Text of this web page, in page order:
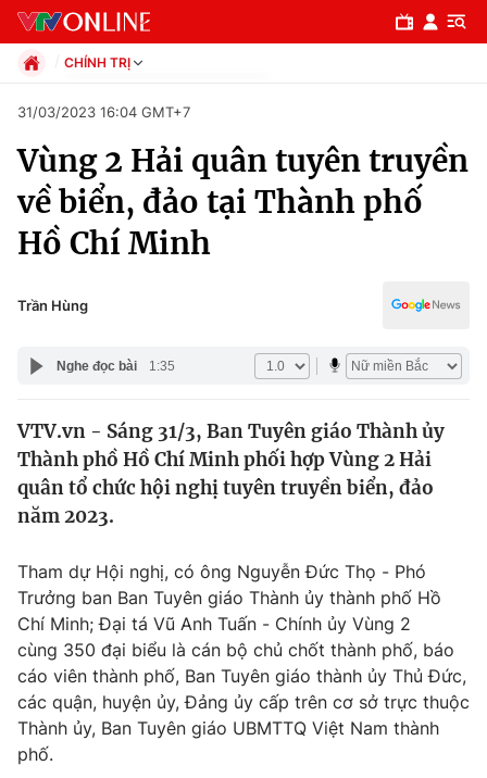
Chuyên mục
Chính trị
Thế giới
Tin tức
Câu chuyện quốc tế
Tài chính
Thị trường
Góc doanh nghiệp
Dữ liệu và đời sống
Truyền hình
Phim VTV
Hậu trường
Giải trí
Điện ảnh
CHÍNH TRỊ
Xã hội
Pháp luật
Kinh tế
Thể thao
Truyền hình
Đời sống
Giáo dục
31/03/2023 16:04 GMT+7
Vùng 2 Hải quân tuyên truyền
về biển, đảo tại Thành phố
Hồ Chí Minh
Trần Hùng
Nghe đọc bài 1:35
VTV.vn - Sáng 31/3, Ban Tuyên giáo Thành ủy
Thành phồ Hồ Chí Minh phối hợp Vùng 2 Hải
quân tổ chức hội nghị tuyên truyền biển, đảo
năm 2023.
Tham dự Hội nghị, có ông Nguyễn Đức Thọ - Phó
Trưởng ban Ban Tuyên giáo Thành ủy thành phố Hồ
Chí Minh; Đại tá Vũ Anh Tuấn - Chính ủy Vùng 2
cùng 350 đại biểu là cán bộ chủ chốt thành phố, báo
cáo viên thành phố, Ban Tuyên giáo thành ủy Thủ Đức,
các quận, huyện ủy, Đảng ủy cấp trên cơ sở trực thuộc
Thành ủy, Ban Tuyên giáo UBMTTQ Việt Nam thành
phố.